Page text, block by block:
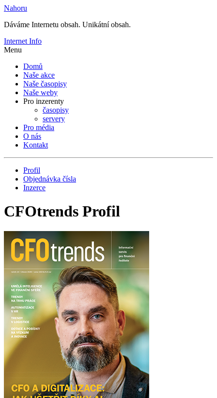
Nahoru
Dáváme Internetu obsah. Unikátní obsah.
Internet Info
Menu
Domů
Naše akce
Naše časopisy
Naše weby
Pro inzerenty
časopisy
servery
Pro média
O nás
Kontakt
Profil
Objednávka čísla
Inzerce
CFOtrends Profil